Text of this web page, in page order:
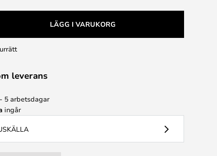
LÄGG I VARUKORG
leverans
5 arbetsdagar
ingår